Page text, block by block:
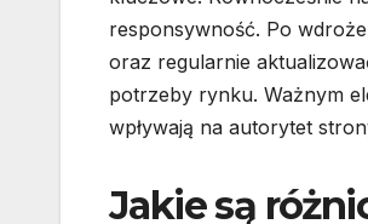
responsywność. Po
oraz regularnie
potrzeby rynku. Ważnym
wpływają na autorytet
Jakie są